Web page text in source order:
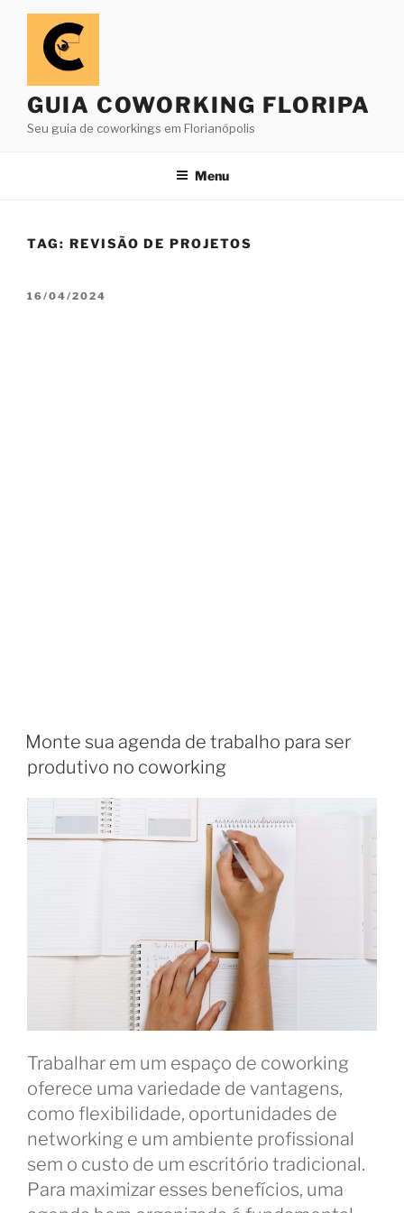
Pular
conteúdo
GUIA COWORKING FLORIPA
Seu guia de coworkings em Florianópolis
Menu
TAG: REVISÃO DE PROJETOS
PUBLICADO
16/04/2024
Monte sua agenda de trabalho para ser
produtivo no coworking
Trabalhar em um espaço de coworking
oferece uma variedade de vantagens,
como flexibilidade, oportunidades de
networking e um ambiente profissional
sem o custo de um escritório tradicional.
Para maximizar esses benefícios, uma